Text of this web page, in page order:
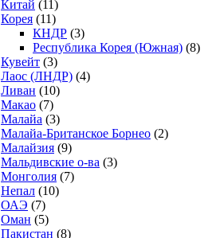
Китай (11)
Корея (11)
КНДР (3)
Республика Корея (Южная) (8)
Кувейт (3)
Лаос (ЛНДР) (4)
Ливан (10)
Макао (7)
Малайа (3)
Малайа-Британское Борнео (2)
Малайзия (9)
Мальдивские о-ва (3)
Монголия (7)
Непал (10)
ОАЭ (7)
Оман (5)
Пакистан (8)